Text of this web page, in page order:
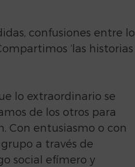
confusiones entre lo
‘las historias
lo extraordinario se
de los otros para
Con entusiasmo o con
a través de
social efímero y